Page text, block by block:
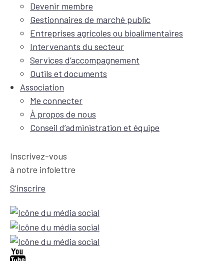
Devenir membre
Gestionnaires de marché public
Entreprises agricoles ou bioalimentaires
Intervenants du secteur
Services d’accompagnement
Outils et documents
Association
Me connecter
À propos de nous
Conseil d’administration et équipe
Inscrivez-vous
à notre infolettre
S'inscrire